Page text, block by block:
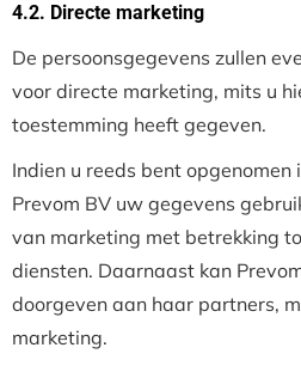
4.2. Directe marketing
De persoonsgegevens zullen
voor directe marketing, mits u
toestemming heeft gegeven.
Indien u reeds bent opgenomen
Prevom BV uw gegevens
van marketing met betrekking
diensten. Daarnaast kan
doorgeven aan haar partners,
marketing.